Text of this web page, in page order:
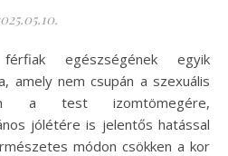
amely nem csupán a szexuális
a test izomtömegére,
jólétére is jelentős hatással
módon csökken a kor